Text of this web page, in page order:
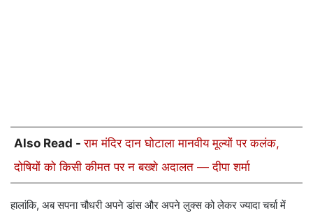
Also Read -राम मंदिर दान घोटाला मानवीय मूल्यों पर कलंक,
दोषियों को किसी कीमत पर न बख्शे अदालत — दीपा शर्मा
हालांकि, अब सपना चौधरी अपने डांस और अपने लुक्स को लेकर ज्यादा चर्चा में